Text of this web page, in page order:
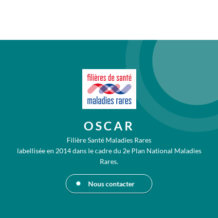
OSCAR
Filière Santé Maladies Rares
labellisée en 2014 dans le cadre du 2e Plan National Maladies
Rares.
Nous contacter